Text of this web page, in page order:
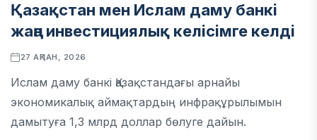
Қазақстан мен Ислам даму банкі
жаңа инвестициялық келісімге келді
27 АҚПАН, 2026
Ислам даму банкі Қазақстандағы арнайы
экономикалық аймақтардың инфрақұрылымын
дамытуға 1,3 млрд доллар бөлуге дайын.